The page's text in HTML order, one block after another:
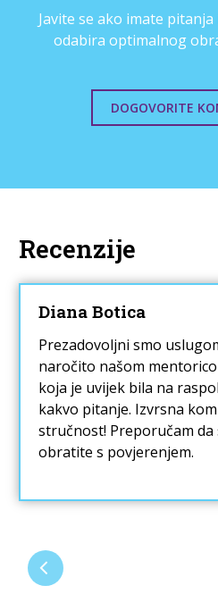
Javite se ako imate
odabira optimalnog
DOGOVORITE
Recenzije
Diana Botica
Prezadovoljni smo
naročito našom
koja je uvijek bila na
kakvo pitanje. Izvrsna
stručnost! Preporučam da
obratite s povjerenjem.